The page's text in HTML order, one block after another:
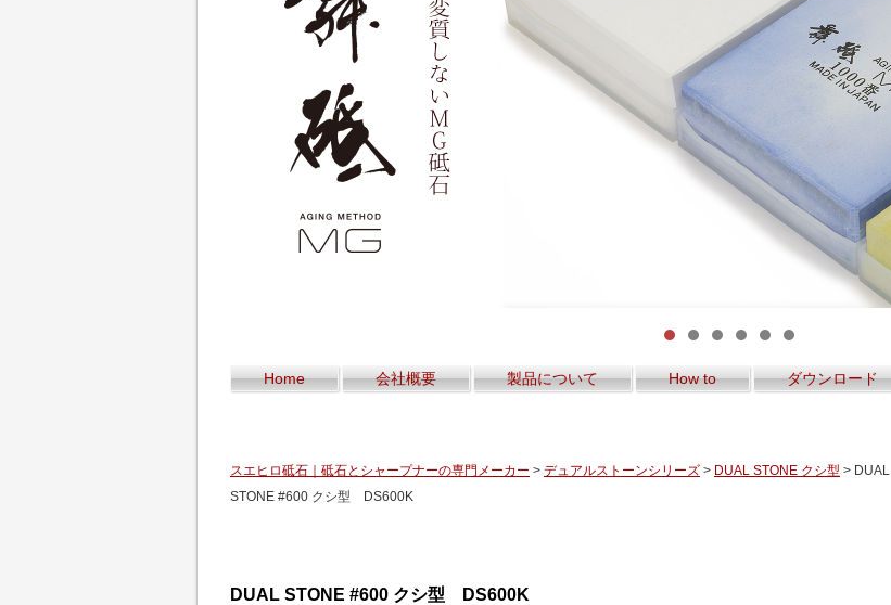
Home 会社概要 製品について How to ダウンロード
スエヒロ砥石｜砥石とシャープナーの専門メーカー > デュアルストーンシリーズ > DUAL STONE クシ型 > DUAL
STONE #600 クシ型 DS600K
DUAL STONE #600 クシ型 DS600K